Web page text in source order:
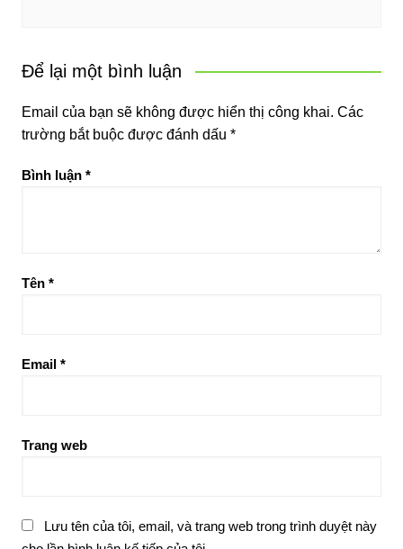
Để lại một bình luận
Email của bạn sẽ không được hiển thị công khai. Các
trường bắt buộc được đánh dấu *
Bình luận *
Tên *
Email *
Trang web
Lưu tên của tôi, email, và trang web trong trình duyệt này